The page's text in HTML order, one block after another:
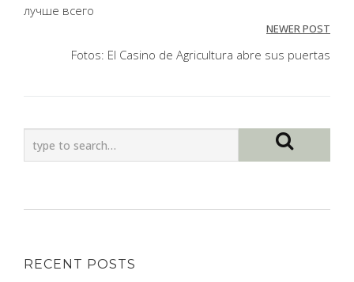
лучше всего
NEWER POST
Fotos: El Casino de Agricultura abre sus puertas
RECENT POSTS